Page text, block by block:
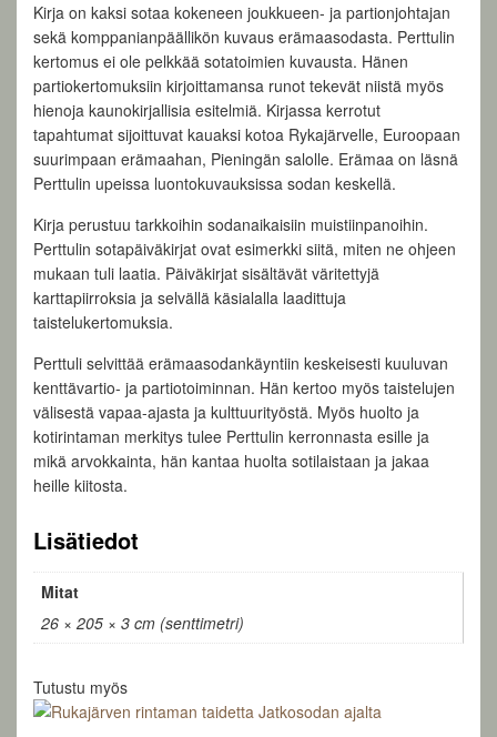
Kirja on kaksi sotaa kokeneen joukkueen- ja partionjohtajan
sekä komppanianpäällikön kuvaus erämaasodasta. Perttulin
kertomus ei ole pelkkää sotatoimien kuvausta. Hänen
partiokertomuksiin kirjoittamansa runot tekevät niistä myös
hienoja kaunokirjallisia esitelmiä. Kirjassa kerrotut
tapahtumat sijoittuvat kauaksi kotoa Rykajärvelle, Euroopaan
suurimpaan erämaahan, Pieningän salolle. Erämaa on läsnä
Perttulin upeissa luontokuvauksissa sodan keskellä.
Kirja perustuu tarkkoihin sodanaikaisiin muistiinpanoihin.
Perttulin sotapäiväkirjat ovat esimerkki siitä, miten ne ohjeen
mukaan tuli laatia. Päiväkirjat sisältävät väritettyjä
karttapiirroksia ja selvällä käsialalla laadittuja
taistelukertomuksia.
Perttuli selvittää erämaasodankäyntiin keskeisesti kuuluvan
kenttävartio- ja partiotoiminnan. Hän kertoo myös taistelujen
välisestä vapaa-ajasta ja kulttuurityöstä. Myös huolto ja
kotirintaman merkitys tulee Perttulin kerronnasta esille ja
mikä arvokkainta, hän kantaa huolta sotilaistaan ja jakaa
heille kiitosta.
Lisätiedot
Mitat
26 × 205 × 3 cm (senttimetri)
Tutustu myös